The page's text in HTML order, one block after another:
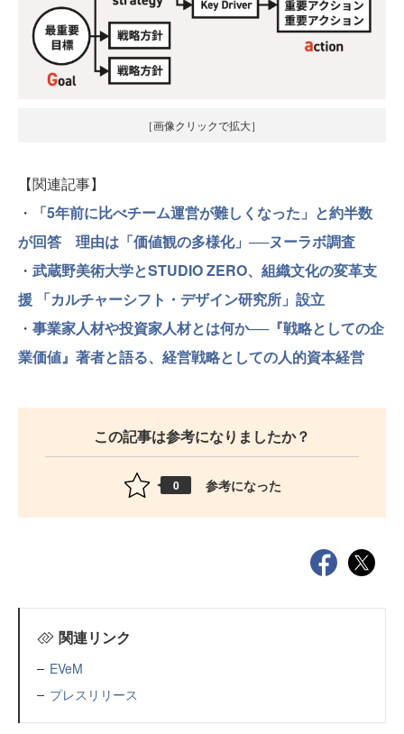
［画像クリックで拡大］
【関連記事】
・
「5年前に比べチーム運営が難しくなった」と約半数
が回答 理由は「価値観の多様化」──ヌーラボ調査
・ 武蔵野美術大学とSTUDIO ZERO、組織文化の変革支
援 「カルチャーシフト・デザイン研究所」設立
・ 事業家人材や投資家人材とは何か──『戦略としての企
業価値』著者と語る、経営戦略としての人的資本経営
この記事は参考になりましたか？
0 参考になった
関連リンク
EVeM
プレスリリース